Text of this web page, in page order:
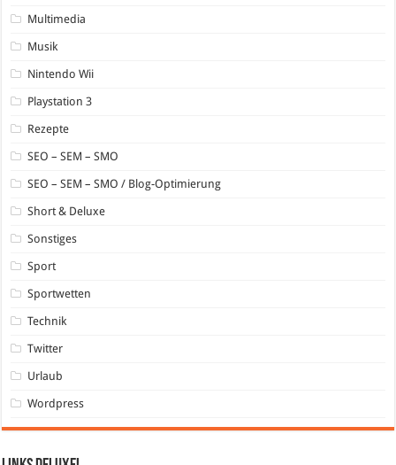
Multimedia
Musik
Nintendo Wii
Playstation 3
Rezepte
SEO – SEM – SMO
SEO – SEM – SMO / Blog-Optimierung
Short & Deluxe
Sonstiges
Sport
Sportwetten
Technik
Twitter
Urlaub
Wordpress